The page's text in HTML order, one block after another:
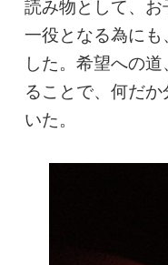
読み物として、
一役となる為に
した。希望への
ることで、何だ
いた。